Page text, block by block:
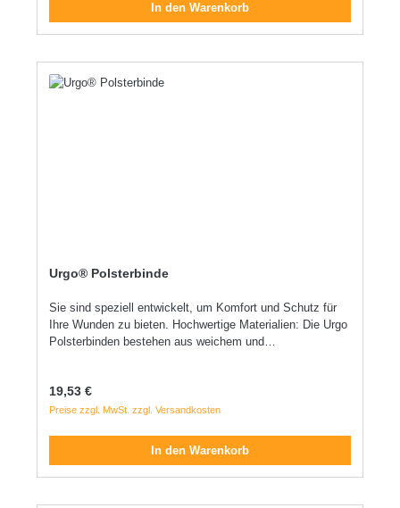
In den Warenkorb
Urgo® Polsterbinde
Sie sind speziell entwickelt, um Komfort und Schutz für
Ihre Wunden zu bieten. Hochwertige Materialien: Die Urgo
Polsterbinden bestehen aus weichem und
für empfindliche Haut. Vielseitige Anwendung: Ob
Schnittwunden, Schürfwunden oder kleinere
Handhabung: Die Urgo Polsterbinden sind leicht
Regulärer Preis:
19,53 €
Preise zzgl. MwSt. zzgl. Versandkosten
In den Warenkorb